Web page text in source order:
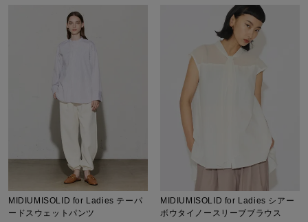
MIDIUMISOLID for Ladies テーパ
ードスウェットパンツ
MIDIUMISOLID for Ladies シアー
ボウタイノースリーブブラウス